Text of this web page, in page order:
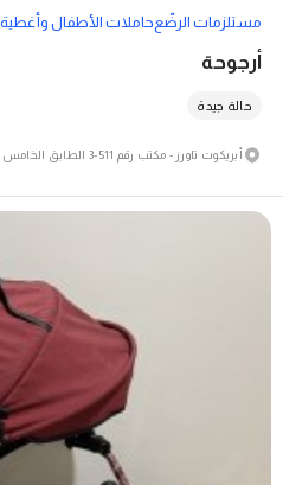
مستلزمات الرضّعحاملات الأطفال وأغطية
أرجوحة
حالة جيدة